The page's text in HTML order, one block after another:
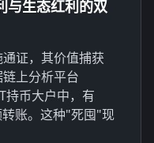
与生态红利的双
证，其价值捕获
上分析平台
持币大户中，有
账。这种"死囤"现